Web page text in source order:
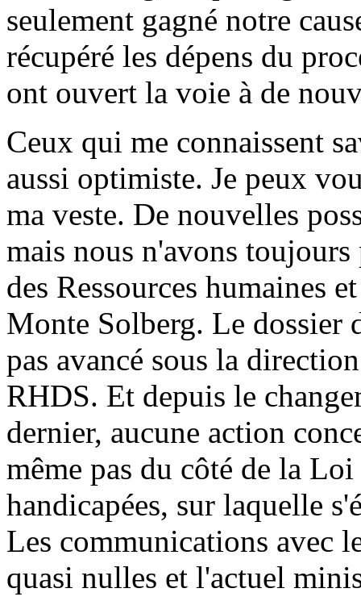
seulement gagné notre
récupéré les dépens du
ont ouvert la voie à de
Ceux qui me connaissent
aussi optimiste. Je peux
ma veste. De nouvelles
mais nous n'avons
des Ressources humaines
Monte Solberg. Le dossier
pas avancé sous la
RHDS. Et depuis le
dernier, aucune action
même pas du côté de la
handicapées, sur laquelle
Les communications avec
quasi nulles et l'actuel